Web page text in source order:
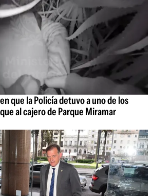
que la Policía detuvo a uno de los
al cajero de Parque Miramar